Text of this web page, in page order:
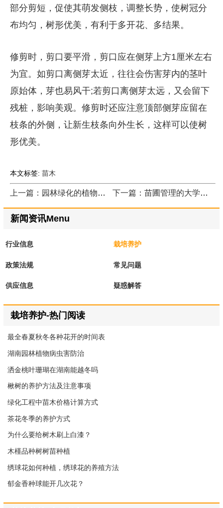
部分剪短，促使其萌发侧枝，调整长势，使树冠分
布均匀，树形优美，有利于多开花、多结果。
修剪时，剪口要平滑，剪口应在侧芽上方1厘米左右
为宜。如剪口离侧芽太近，往往会伤害芽内的茎叶
原始体，芽也易风干;若剪口离侧芽太远，又会留下
残桩，影响美观。修剪时还应注意顶部侧芽应留在
枝条的外侧，让新生枝条向外生长，这样可以使树
形优美。
本文标签: 苗木
上一篇：园林绿化的植物八大养护要点 下一篇：苗圃管理的大学问，做苗木的要学会
新闻资讯Menu
行业信息 栽培养护
政策法规 常见问题
供应信息 疑惑解答
栽培养护-热门阅读
最全春夏秋冬各种花开的时间表
湖南园林植物病虫害防治
洒金桃叶珊瑚在湖南能越冬吗
楸树的养护方法及注意事项
绿化工程中苗木价格计算方式
茶花冬季的养护方式
为什么要给树木刷上白漆？
木槿品种树树苗种植
绣球花如何种植，绣球花的养殖方法
郁金香种球能开几次花？